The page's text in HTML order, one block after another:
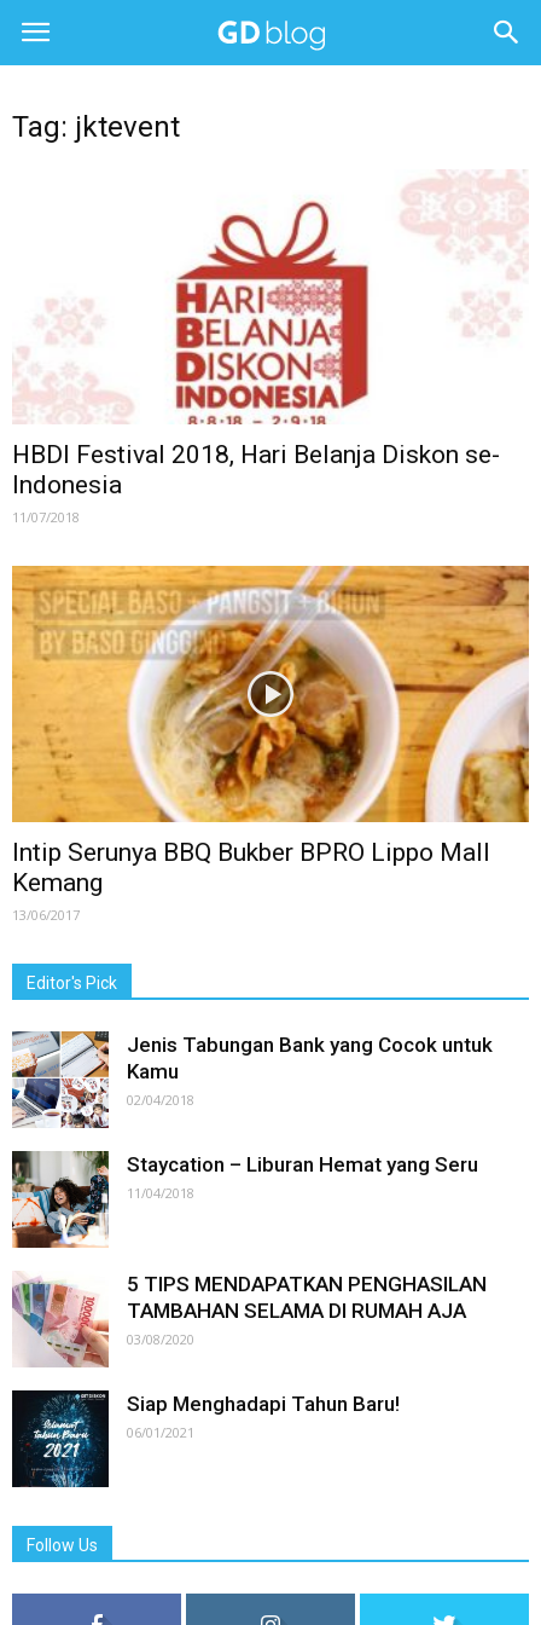
Tag: jktevent
HBDI Festival 2018, Hari Belanja Diskon se-
Indonesia
11/07/2018
Intip Serunya BBQ Bukber BPRO Lippo Mall
Kemang
13/06/2017
Editor's Pick
Jenis Tabungan Bank yang Cocok untuk
Kamu
02/04/2018
Staycation – Liburan Hemat yang Seru
11/04/2018
5 TIPS MENDAPATKAN PENGHASILAN
TAMBAHAN SELAMA DI RUMAH AJA
03/08/2020
Siap Menghadapi Tahun Baru!
06/01/2021
Follow Us